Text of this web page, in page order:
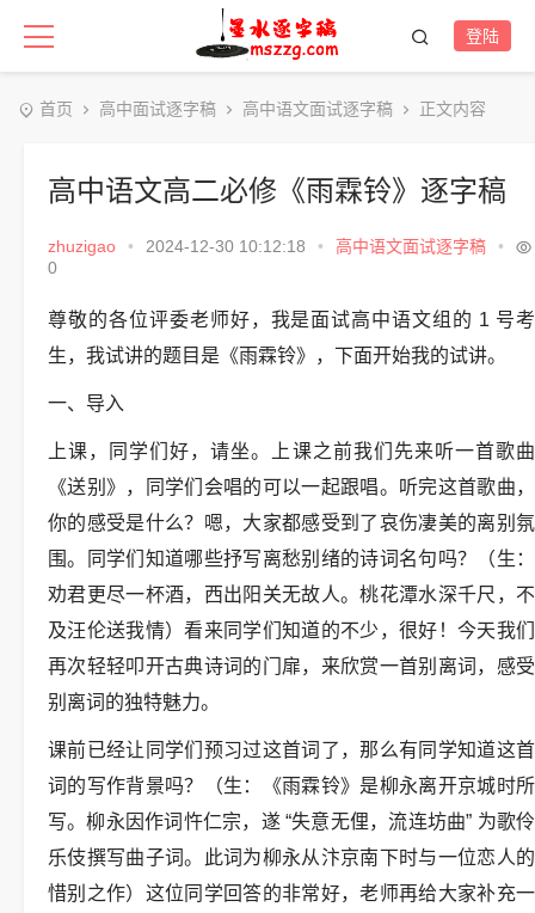
登陆
首页 高中面试逐字稿 高中语文面试逐字稿 正文内容
高中语文高二必修《雨霖铃》逐字稿
zhuzigao • 2024-12-30 10:12:18 • 高中语文面试逐字稿
•
0
尊敬的各位评委老师好，我是面试高中语文组的 1 号考
生，我试讲的题目是《雨霖铃》，下面开始我的试讲。
一、导入
上课，同学们好，请坐。上课之前我们先来听一首歌曲
《送别》，同学们会唱的可以一起跟唱。听完这首歌曲，
你的感受是什么？嗯，大家都感受到了哀伤凄美的离别氛
围。同学们知道哪些抒写离愁别绪的诗词名句吗？（生：
劝君更尽一杯酒，西出阳关无故人。桃花潭水深千尺，不
及汪伦送我情）看来同学们知道的不少，很好！今天我们
再次轻轻叩开古典诗词的门扉，来欣赏一首别离词，感受
别离词的独特魅力。
课前已经让同学们预习过这首词了，那么有同学知道这首
词的写作背景吗？（生：《雨霖铃》是柳永离开京城时所
写。柳永因作词忤仁宗，遂 “失意无俚，流连坊曲” 为歌伶
乐伎撰写曲子词。此词为柳永从汴京南下时与一位恋人的
惜别之作）这位同学回答的非常好，老师再给大家补充一